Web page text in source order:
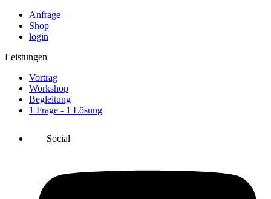
Anfrage
Shop
login
Leistungen
Vortrag
Workshop
Begleitung
1 Frage - 1 Lösung
Social